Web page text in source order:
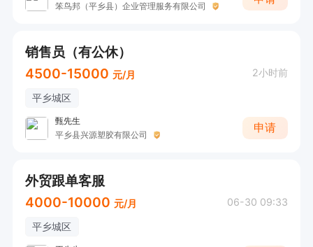
笨鸟邦（平乡县）企业管理服务有限公司
销售员（有公休）
4500-15000 元/月 2小时前
平乡城区
甄先生
平乡县兴源塑胶有限公司
申请
外贸跟单客服
4000-10000 元/月 06-30 09:33
平乡城区